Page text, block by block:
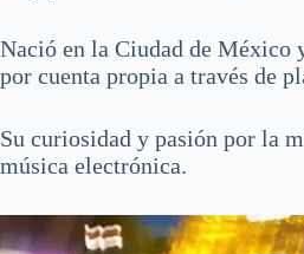
Nació en la Ciudad de México
por cuenta propia a través de
Su curiosidad y pasión por la
música electrónica.